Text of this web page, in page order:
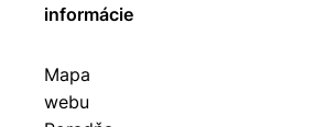
informácie
Mapa
webu